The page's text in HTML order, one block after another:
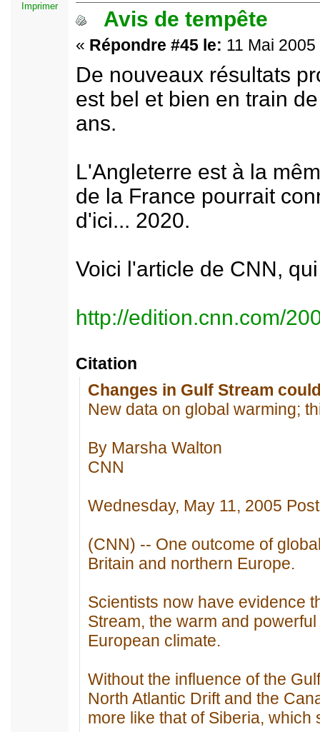
Imprimer
Avis de tempête
« Répondre #45 le: 11 Mai
De nouveaux résultats
est bel et bien en train
ans.
L'Angleterre est à la
de la France pourrait
d'ici... 2020.
Voici l'article de CNN,
http://edition.cnn.com/
Citation
Changes in Gulf Stream
New data on global warming;
By Marsha Walton
CNN
Wednesday, May 11, 2005
(CNN) -- One outcome of
Britain and northern Europe.
Scientists now have evidence
Stream, the warm and
European climate.
Without the influence of the
North Atlantic Drift and the
more like that of Siberia, which